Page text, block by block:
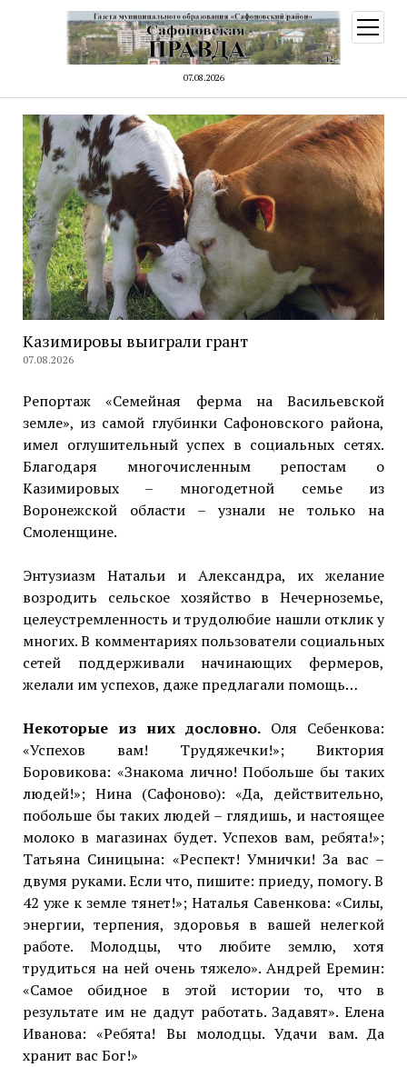
07.08.2026
меню
Казимировы выиграли грант
07.08.2026
Репортаж «Семейная ферма на Васильевской
земле», из самой глубинки Сафоновского района,
имел оглушительный успех в социальных сетях.
Благодаря многочисленным репостам о
Казимировых – многодетной семье из
Воронежской области – узнали не только на
Смоленщине.
Энтузиазм Натальи и Александра, их желание
возродить сельское хозяйство в Нечерноземье,
целеустремленность и трудолюбие нашли отклик у
многих. В комментариях пользователи социальных
сетей поддерживали начинающих фермеров,
желали им успехов, даже предлагали помощь…
Некоторые из них дословно. Оля Себенкова:
«Успехов вам! Трудяжечки!»; Виктория
Боровикова: «Знакома лично! Побольше бы таких
людей!»; Нина (Сафоново): «Да, действительно,
побольше бы таких людей – глядишь, и настоящее
молоко в магазинах будет. Успехов вам, ребята!»;
Татьяна Синицына: «Респект! Умнички! За вас –
двумя руками. Если что, пишите: приеду, помогу. В
42 уже к земле тянет!»; Наталья Савенкова: «Силы,
энергии, терпения, здоровья в вашей нелегкой
работе. Молодцы, что любите землю, хотя
трудиться на ней очень тяжело». Андрей Еремин:
«Самое обидное в этой истории то, что в
результате им не дадут работать. Задавят». Елена
Иванова: «Ребята! Вы молодцы. Удачи вам. Да
хранит вас Бог!»